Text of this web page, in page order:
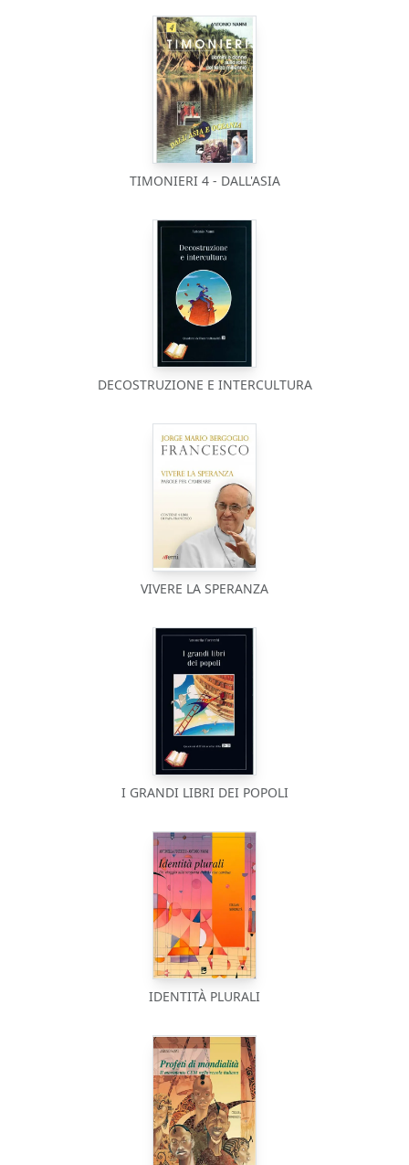
TIMONIERI 4 - DALL'ASIA
DECOSTRUZIONE E INTERCULTURA
VIVERE LA SPERANZA
I GRANDI LIBRI DEI POPOLI
IDENTITÀ PLURALI